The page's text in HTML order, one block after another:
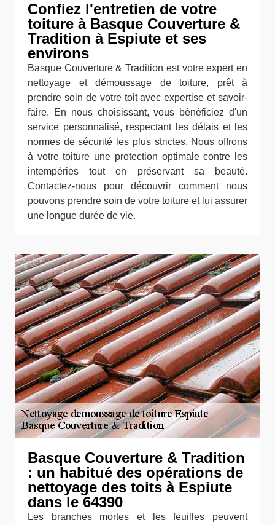
Confiez l'entretien de votre
toiture à Basque Couverture &
Tradition à Espiute et ses
environs
Basque Couverture & Tradition est votre expert en
nettoyage et démoussage de toiture, prêt à
prendre soin de votre toit avec expertise et savoir-
faire. En nous choisissant, vous bénéficiez d'un
service personnalisé, respectant les délais et les
normes de sécurité les plus strictes. Nous offrons
à votre toiture une protection optimale contre les
intempéries tout en préservant sa beauté.
Contactez-nous pour découvrir comment nous
pouvons prendre soin de votre toiture et lui assurer
une longue durée de vie.
Basque Couverture & Tradition
: un habitué des opérations de
nettoyage des toits à Espiute
dans le 64390
Les branches mortes et les feuilles peuvent